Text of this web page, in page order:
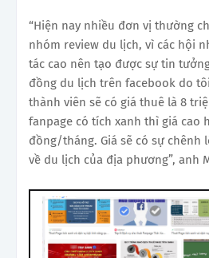
“Hiện nay nhiều đơn vị thường
nhóm review du lịch, vì các hội
tác cao nên tạo được sự tin
đồng du lịch trên facebook do
thành viên sẽ có giá thuê là 8
fanpage có tích xanh thì giá cao
đồng/tháng. Giá sẽ có sự chênh
về du lịch của địa phương”, anh